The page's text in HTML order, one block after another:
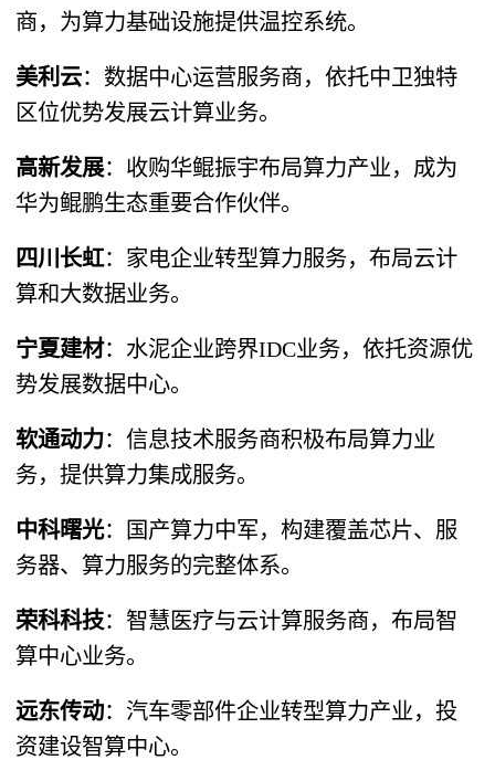
商，为算力基础设施提供温控系统。
美利云​：数据中心运营服务商，依托中卫独特
区位优势发展云计算业务。
高新发展​：收购华鲲振宇布局算力产业，成为
华为鲲鹏生态重要合作伙伴。
四川长虹​：家电企业转型算力服务，布局云计
算和大数据业务。
宁夏建材​：水泥企业跨界IDC业务，依托资源优
势发展数据中心。
软通动力​：信息技术服务商积极布局算力业
务，提供算力集成服务。
中科曙光​：国产算力中军，构建覆盖芯片、服
务器、算力服务的完整体系。
荣科科技​：智慧医疗与云计算服务商，布局智
算中心业务。
远东传动​：汽车零部件企业转型算力产业，投
资建设智算中心。